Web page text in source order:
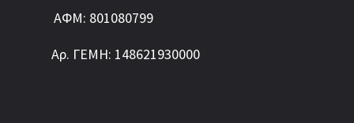
ΑΦΜ: 801080799
Αρ. ΓΕΜΗ: 148621930000